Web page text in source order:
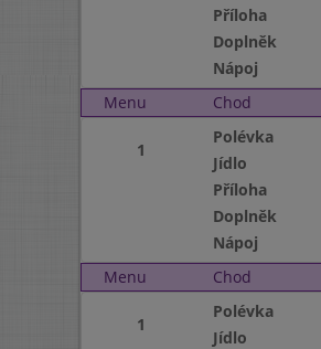
Příloha
Doplněk
Nápoj
Menu
Chod
1
Polévka
Jídlo
Příloha
Doplněk
Nápoj
Menu
Chod
1
Polévka
Jídlo